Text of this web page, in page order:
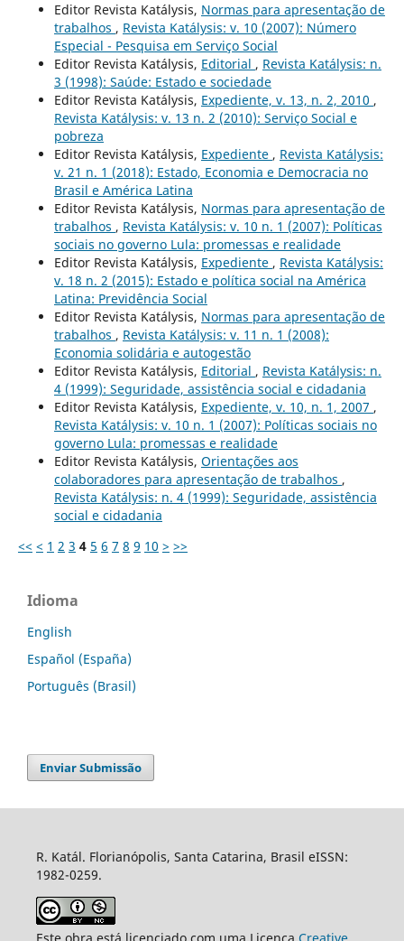
Editor Revista Katálysis, Normas para apresentação de
trabalhos , Revista Katálysis: v. 10 (2007): Número
Especial - Pesquisa em Serviço Social
Editor Revista Katálysis, Editorial , Revista Katálysis: n.
3 (1998): Saúde: Estado e sociedade
Editor Revista Katálysis, Expediente, v. 13, n. 2, 2010 ,
Revista Katálysis: v. 13 n. 2 (2010): Serviço Social e
pobreza
Editor Revista Katálysis, Expediente , Revista Katálysis:
v. 21 n. 1 (2018): Estado, Economia e Democracia no
Brasil e América Latina
Editor Revista Katálysis, Normas para apresentação de
trabalhos , Revista Katálysis: v. 10 n. 1 (2007): Políticas
sociais no governo Lula: promessas e realidade
Editor Revista Katálysis, Expediente , Revista Katálysis:
v. 18 n. 2 (2015): Estado e política social na América
Latina: Previdência Social
Editor Revista Katálysis, Normas para apresentação de
trabalhos , Revista Katálysis: v. 11 n. 1 (2008):
Economia solidária e autogestão
Editor Revista Katálysis, Editorial , Revista Katálysis: n.
4 (1999): Seguridade, assistência social e cidadania
Editor Revista Katálysis, Expediente, v. 10, n. 1, 2007 ,
Revista Katálysis: v. 10 n. 1 (2007): Políticas sociais no
governo Lula: promessas e realidade
Editor Revista Katálysis, Orientações aos
colaboradores para apresentação de trabalhos ,
Revista Katálysis: n. 4 (1999): Seguridade, assistência
social e cidadania
<< < 1 2 3 4 5 6 7 8 9 10 > >>
Idioma
English
Español (España)
Português (Brasil)
Enviar Submissão
R. Katál. Florianópolis, Santa Catarina, Brasil eISSN:
1982-0259.